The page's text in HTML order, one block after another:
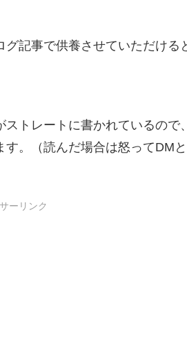
記事で供養させていただける
トレートに書かれているので
。（読んだ場合は怒ってDM
ーリンク